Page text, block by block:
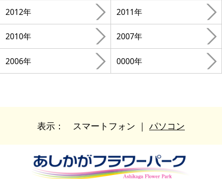
2012年 2011年
2010年 2007年
2006年 0000年
表示： スマートフォン ｜ パソコン